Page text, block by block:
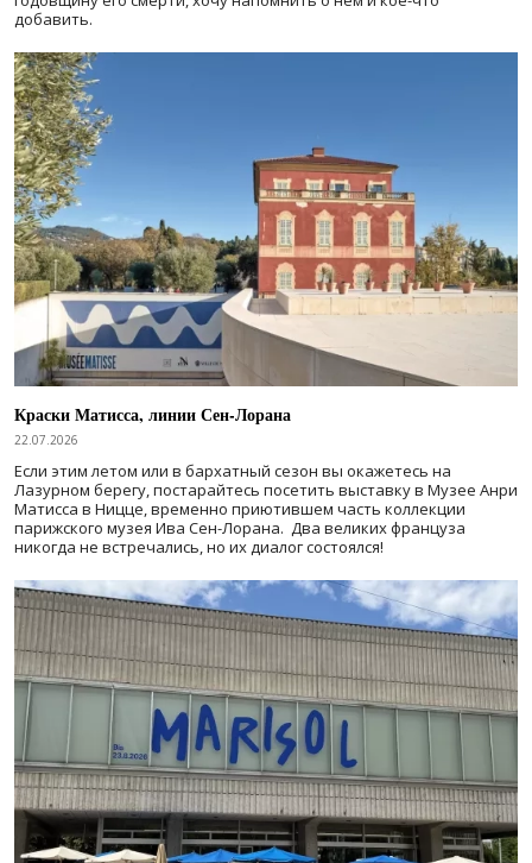
добавить.
Краски Матисса, линии Сен-Лорана
22.07.2026
Если этим летом или в бархатный сезон вы окажетесь на
Лазурном берегу, постарайтесь посетить выставку в Музее Анри
Матисса в Ницце, временно приютившем часть коллекции
парижского музея Ива Сен-Лорана. Два великих француза
никогда не встречались, но их диалог состоялся!